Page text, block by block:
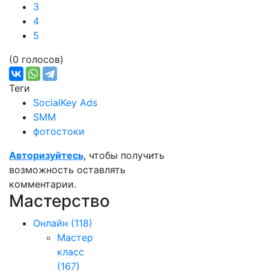
3
4
5
(0 голосов)
Теги
SocialKey Ads
SMM
фотостоки
Авторизуйтесь, чтобы получить
возможность оставлять
комментарии.
Мастерство
Онлайн (118)
Мастер
класс
(167)